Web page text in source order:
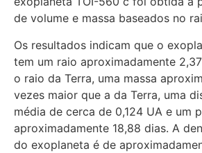
de volume e massa baseados no
Os resultados indicam que o
tem um raio aproximadamente
o raio da Terra, uma massa
vezes maior que a da Terra, uma
média de cerca de 0,124 UA e um
aproximadamente 18,88 dias. A
do exoplaneta é de